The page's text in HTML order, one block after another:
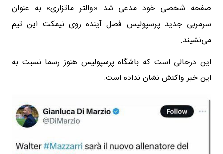
صفحه شخصی خود مدعی شد «والتر ماتزاری» به عنوان
سرمربی جدید پرسپولیس فصل آینده روی نیمکت این تیم
می‌نشیند.
این درحالی است که باشگاه پرسپولیس هنوز رسما نسبت به
این خبر واکنش نشان نداده است.